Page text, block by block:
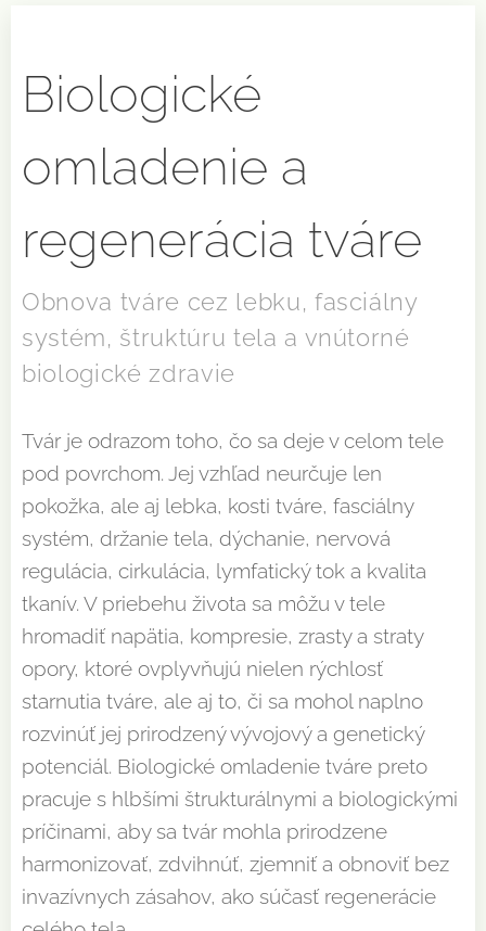
Biologické
omladenie a
regenerácia tváre
Obnova tváre cez lebku, fasciálny
systém, štruktúru tela a vnútorné
biologické zdravie
Tvár je odrazom toho, čo sa deje v celom tele
pod povrchom. Jej vzhľad neurčuje len
pokožka, ale aj lebka, kosti tváre, fasciálny
systém, držanie tela, dýchanie, nervová
regulácia, cirkulácia, lymfatický tok a kvalita
tkanív. V priebehu života sa môžu v tele
hromadiť napätia, kompresie, zrasty a straty
opory, ktoré ovplyvňujú nielen rýchlosť
starnutia tváre, ale aj to, či sa mohol naplno
rozvinúť jej prirodzený vývojový a genetický
potenciál. Biologické omladenie tváre preto
pracuje s hlbšími štrukturálnymi a biologickými
príčinami, aby sa tvár mohla prirodzene
harmonizovať, zdvihnúť, zjemniť a obnoviť bez
invazívnych zásahov, ako súčasť regenerácie